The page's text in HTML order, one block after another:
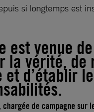
si longtemps est
est venue
la vérité, de
et d’établir
chargée de campagne sur